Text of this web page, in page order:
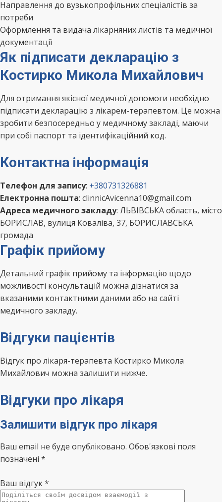
Направлення до вузькопрофільних спеціалістів за
потреби
Оформлення та видача лікарняних листів та медичної
документації
Як підписати декларацію з
Костирко Микола Михайлович
Для отримання якісної медичної допомоги необхідно
підписати декларацію з лікарем-терапевтом. Це можна
зробити безпосередньо у медичному закладі, маючи
при собі паспорт та ідентифікаційний код.
Контактна інформація
Телефон для запису: +380731326881
Електронна пошта: clinnicAvicenna10@gmail.com
Адреса медичного закладу: ЛЬВІВСЬКА область, місто
БОРИСЛАВ, вулиця Коваліва, 37, БОРИСЛАВСЬКА
громада
Графік прийому
Детальний графік прийому та інформацію щодо
можливості консультацій можна дізнатися за
вказаними контактними даними або на сайті
медичного закладу.
Відгуки пацієнтів
Відгук про лікаря-терапевта Костирко Микола
Михайлович можна залишити нижче.
Відгуки про лікаря
Залишити відгук про лікаря
Ваш email не буде опубліковано. Обов'язкові поля
позначені *
Ваш відгук*